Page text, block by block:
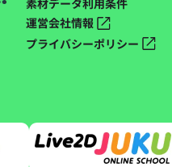
素材データ利用条件
運営会社情報
プライバシーポリシー